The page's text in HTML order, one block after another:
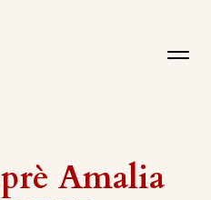
Amalia